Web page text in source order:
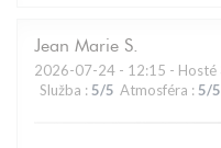
Jean Marie S
2026-07-24 - 12:15 - Hosté
Služba : 5/5 Atmosféra : 5/5